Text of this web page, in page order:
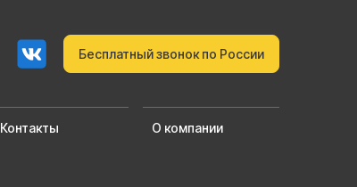
Бесплатный звонок по России
Контакты О компании